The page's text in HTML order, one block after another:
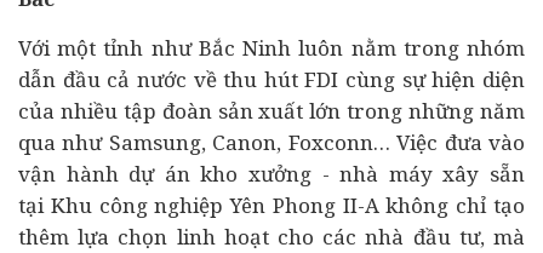
Với một tỉnh như Bắc Ninh luôn nằm trong nhóm
dẫn đầu cả nước về thu hút FDI cùng sự hiện diện
của nhiều tập đoàn sản xuất lớn trong những năm
qua như Samsung, Canon, Foxconn… Việc đưa vào
vận hành dự án kho xưởng - nhà máy xây sẵn
tại Khu công nghiệp Yên Phong II-A không chỉ tạo
thêm lựa chọn linh hoạt cho các nhà đầu tư, mà